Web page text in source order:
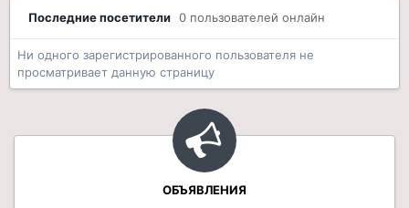
Последние посетители 0 пользователей онлайн
Ни одного зарегистрированного пользователя не
просматривает данную страницу
ОБЪЯВЛЕНИЯ